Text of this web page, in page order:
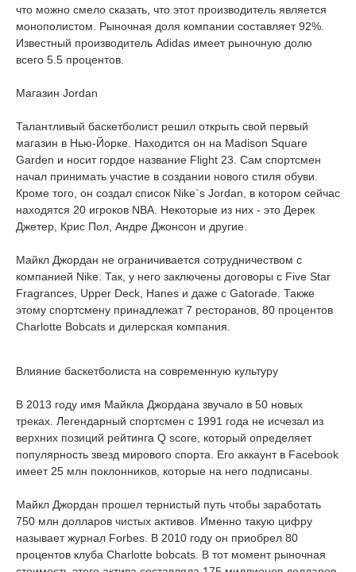
что можно смело сказать, что этот производитель является
монополистом. Рыночная доля компании составляет 92%.
Известный производитель Adidas имеет рыночную долю
всего 5.5 процентов.
Магазин Jordan
Талантливый баскетболист решил открыть свой первый
магазин в Нью-Йорке. Находится он на Madison Square
Garden и носит гордое название Flight 23. Сам спортсмен
начал принимать участие в создании нового стиля обуви.
Кроме того, он создал список Nike`s Jordan, в котором сейчас
находятся 20 игроков NBA. Некоторые из них - это Дерек
Джетер, Крис Пол, Андре Джонсон и другие.
Майкл Джордан не ограничивается сотрудничеством с
компанией Nike. Так, у него заключены договоры с Five Star
Fragrances, Upper Deck, Hanes и даже с Gatorade. Также
этому спортсмену принадлежат 7 ресторанов, 80 процентов
Charlotte Bobcats и дилерская компания.
Влияние баскетболиста на современную культуру
В 2013 году имя Майкла Джордана звучало в 50 новых
треках. Легендарный спортсмен с 1991 года не исчезал из
верхних позиций рейтинга Q score, который определяет
популярность звезд мирового спорта. Его аккаунт в Facebook
имеет 25 млн поклонников, которые на него подписаны.
Майкл Джордан прошел тернистый путь чтобы заработать
750 млн долларов чистых активов. Именно такую цифру
называет журнал Forbes. В 2010 году он приобрел 80
процентов клуба Charlotte bobcats. В тот момент рыночная